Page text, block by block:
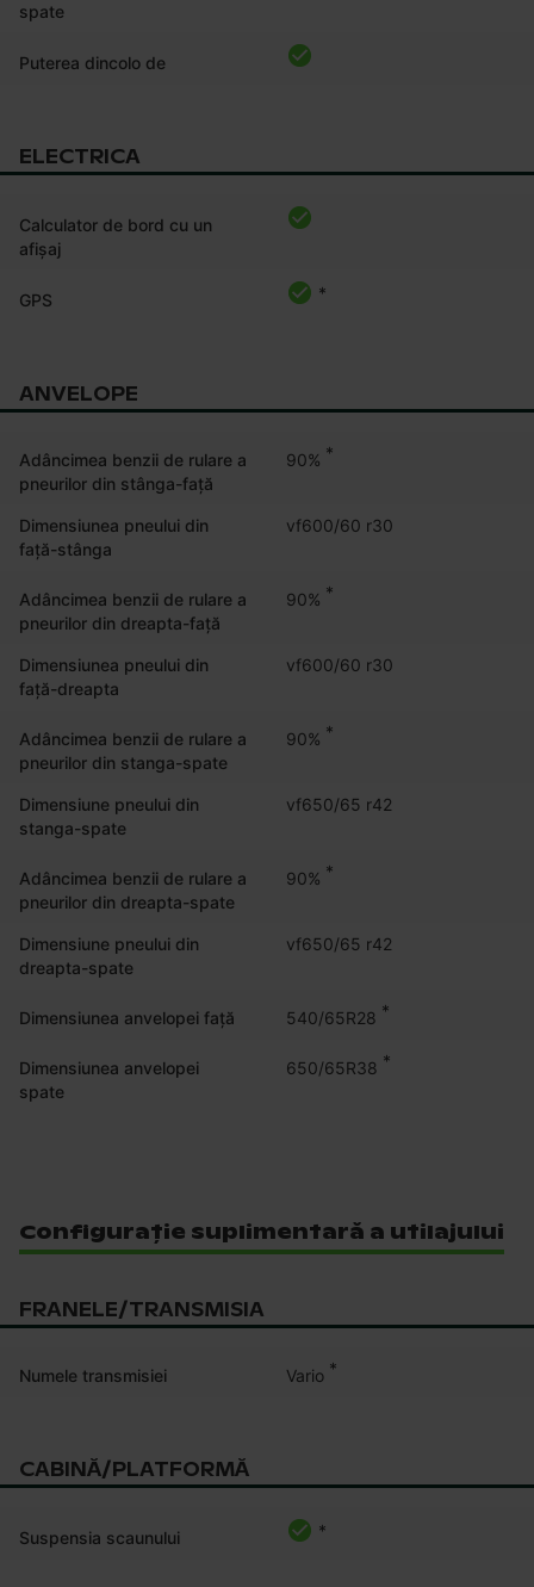
spate
Puterea dincolo de
ELECTRICA
Calculator de bord cu un
afișaj
GPS *
ANVELOPE
Adâncimea benzii de rulare a
pneurilor din stânga-față
90% *
Dimensiunea pneului din
față-stânga
vf600/60 r30
Adâncimea benzii de rulare a
pneurilor din dreapta-față
90% *
Dimensiunea pneului din
față-dreapta
vf600/60 r30
Adâncimea benzii de rulare a
pneurilor din stanga-spate
90% *
Dimensiune pneului din
stanga-spate
vf650/65 r42
Adâncimea benzii de rulare a
pneurilor din dreapta-spate
90% *
Dimensiune pneului din
dreapta-spate
vf650/65 r42
Dimensiunea anvelopei față 540/65R28 *
Dimensiunea anvelopei
spate
650/65R38 *
Configurație suplimentară a utilajului
FRANELE/TRANSMISIA
Numele transmisiei Vario *
CABINĂ/PLATFORMĂ
Suspensia scaunului *